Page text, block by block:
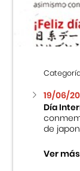
19/06/
Día
de
Ver más